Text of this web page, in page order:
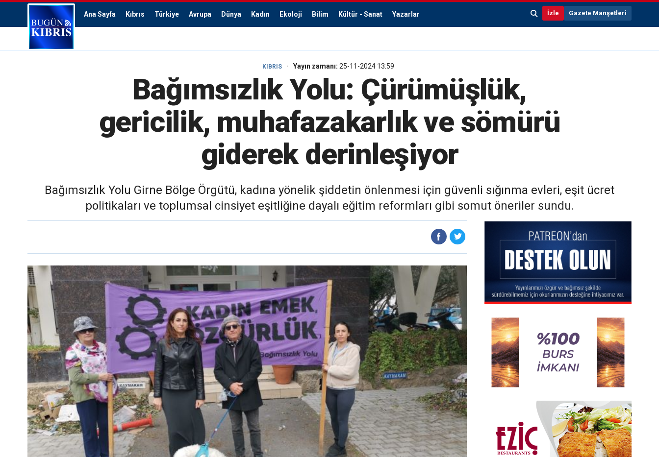
Ana Sayfa Kıbrıs Türkiye Avrupa Dünya Kadın Ekoloji Bilim Kültür - Sanat Yazarlar İzle Gazete Manşetleri
KIBRIS Yayın zamanı: 25-11-2024 13:59
Bağımsızlık Yolu: Çürümüşlük,
gericilik, muhafazakarlık ve sömürü
giderek derinleşiyor
Bağımsızlık Yolu Girne Bölge Örgütü, kadına yönelik şiddetin önlenmesi için güvenli sığınma evleri, eşit ücret
politikaları ve toplumsal cinsiyet eşitliğine dayalı eğitim reformları gibi somut öneriler sundu.